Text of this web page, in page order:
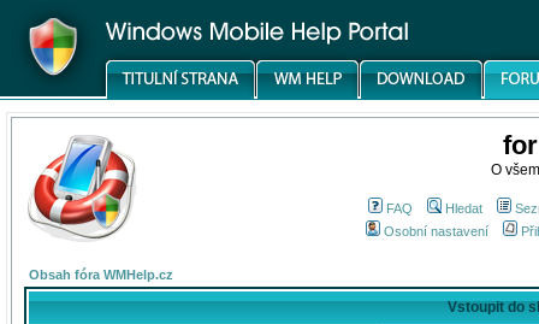
O
FAQ Hledat
Osobní nastavení
Obsah fóra WMHelp.cz
Vstoupit do